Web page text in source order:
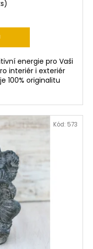
energie pro Vaši
interiér i exteriér
100% originalitu
Kód: 573